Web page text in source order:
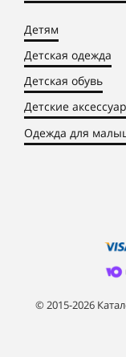
Детям
Детская одежда
Детская обувь
Детские
Одежда для
© 2015-2026